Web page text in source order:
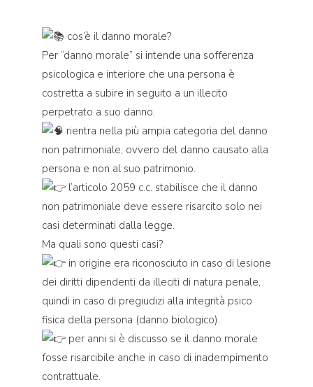
cos’è il danno morale?
Per “danno morale” si intende una sofferenza
psicologica e interiore che una persona è
costretta a subire in seguito a un illecito
perpetrato a suo danno.
rientra nella più ampia categoria del danno
non patrimoniale, ovvero del danno causato alla
persona e non al suo patrimonio.
l’articolo 2059 c.c. stabilisce che il danno
non patrimoniale deve essere risarcito solo nei
casi determinati dalla legge.
Ma quali sono questi casi?
in origine era riconosciuto in caso di lesione
dei diritti dipendenti da illeciti di natura penale,
quindi in caso di pregiudizi alla integrità psico
fisica della persona (danno biologico).
per anni si è discusso se il danno morale
fosse risarcibile anche in caso di inadempimento
contrattuale.